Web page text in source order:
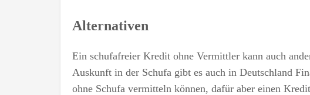
Alternativen
Ein schufafreier Kredit ohne Vermittler kann auch
Auskunft in der Schufa gibt es auch in Deutschland
ohne Schufa vermitteln können, dafür aber einen